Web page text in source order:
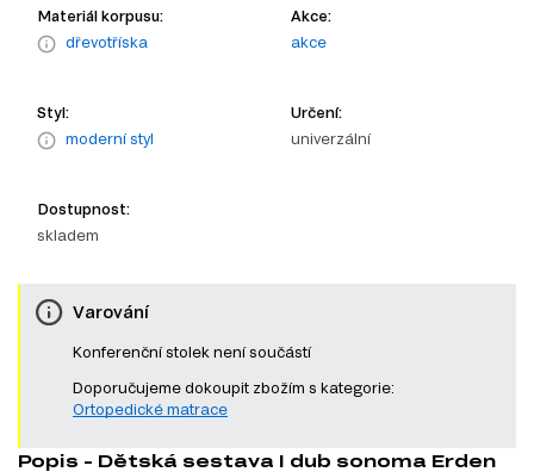
Materiál korpusu:
dřevotříska
Akce:
akce
Styl:
moderní styl
Určení:
univerzální
Dostupnost:
skladem
Varování
Konferenční stolek není součástí
Doporučujeme dokoupit zbožím s kategorie:
Ortopedické matrace
Popis - Dětská sestava I dub sonoma Erden